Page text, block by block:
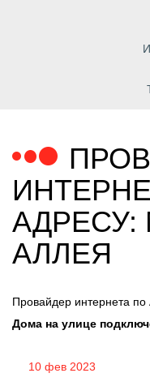
АДРЕСУ:
АЛЛЕЯ
Провайдер интернета
Дома на улице
10 фев 2023